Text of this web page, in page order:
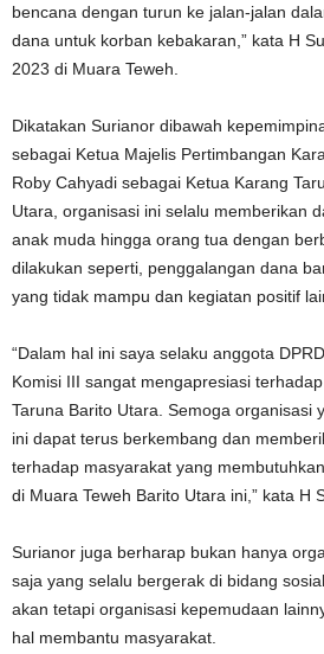
bencana dengan turun ke jalan-jalan
dana untuk korban kebakaran,” kata H
2023 di Muara Teweh.
Dikatakan Surianor dibawah
sebagai Ketua Majelis Pertimbangan
Roby Cahyadi sebagai Ketua Karang
Utara, organisasi ini selalu memberikan
anak muda hingga orang tua dengan
dilakukan seperti, penggalangan dana
yang tidak mampu dan kegiatan positif
“Dalam hal ini saya selaku anggota
Komisi III sangat mengapresiasi
Taruna Barito Utara. Semoga organisasi
ini dapat terus berkembang dan
terhadap masyarakat yang
di Muara Teweh Barito Utara ini,” kata H
Surianor juga berharap bukan hanya
saja yang selalu bergerak di bidang
akan tetapi organisasi kepemudaan
hal membantu masyarakat.